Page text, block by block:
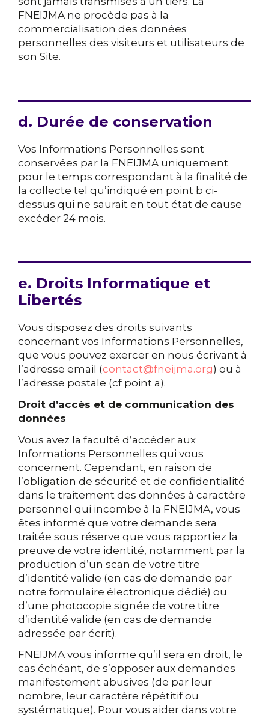
FNEIJMA ne procède pas à la
commercialisation des données
personnelles des visiteurs et utilisateurs de
son Site.
d. Durée de conservation
Vos Informations Personnelles sont
conservées par la FNEIJMA uniquement
pour le temps correspondant à la finalité de
la collecte tel qu’indiqué en point b ci-
dessus qui ne saurait en tout état de cause
excéder 24 mois.
e. Droits Informatique et
Libertés
Vous disposez des droits suivants
concernant vos Informations Personnelles,
que vous pouvez exercer en nous écrivant à
l’adresse email (contact@fneijma.org) ou à
l’adresse postale (cf point a).
Droit d’accès et de communication des
données
Vous avez la faculté d’accéder aux
Informations Personnelles qui vous
concernent. Cependant, en raison de
l’obligation de sécurité et de confidentialité
dans le traitement des données à caractère
personnel qui incombe à la FNEIJMA, vous
êtes informé que votre demande sera
traitée sous réserve que vous rapportiez la
preuve de votre identité, notamment par la
production d’un scan de votre titre
d’identité valide (en cas de demande par
notre formulaire électronique dédié) ou
d’une photocopie signée de votre titre
d’identité valide (en cas de demande
adressée par écrit).
FNEIJMA vous informe qu’il sera en droit, le
cas échéant, de s’opposer aux demandes
manifestement abusives (de par leur
nombre, leur caractère répétitif ou
systématique). Pour vous aider dans votre